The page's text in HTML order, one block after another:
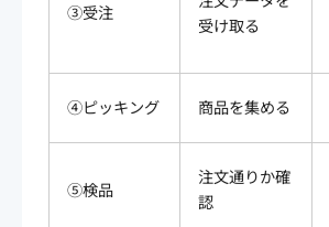
③受注
受け取る
④ピッキング 商品を集める
⑤検品
注文通りか確
認